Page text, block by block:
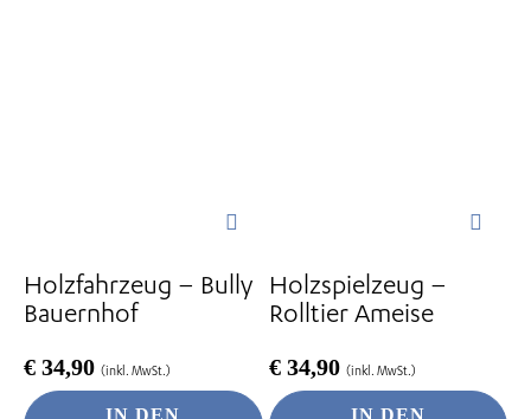
Holzfahrzeug – Bully
Bauernhof
€ 34,90 (inkl. MwSt.)
IN DEN
Holzspielzeug –
Rolltier Ameise
€34,90 (inkl. MwSt.)
IN DEN